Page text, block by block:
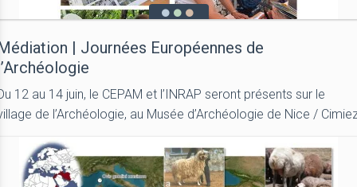
| Journées Européennes de
12 au 14 juin, le CEPAM et l’INRAP seront présents sur le
de l’Archéologie, au Musée d’Archéologie de Nice /